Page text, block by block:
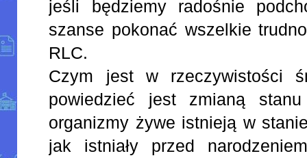
jeśli będziemy radośnie
szanse pokonać wszelkie
RLC.
Czym jest w rzeczywistości
powiedzieć jest zmianą
organizmy żywe istnieją w
jak istniały przed